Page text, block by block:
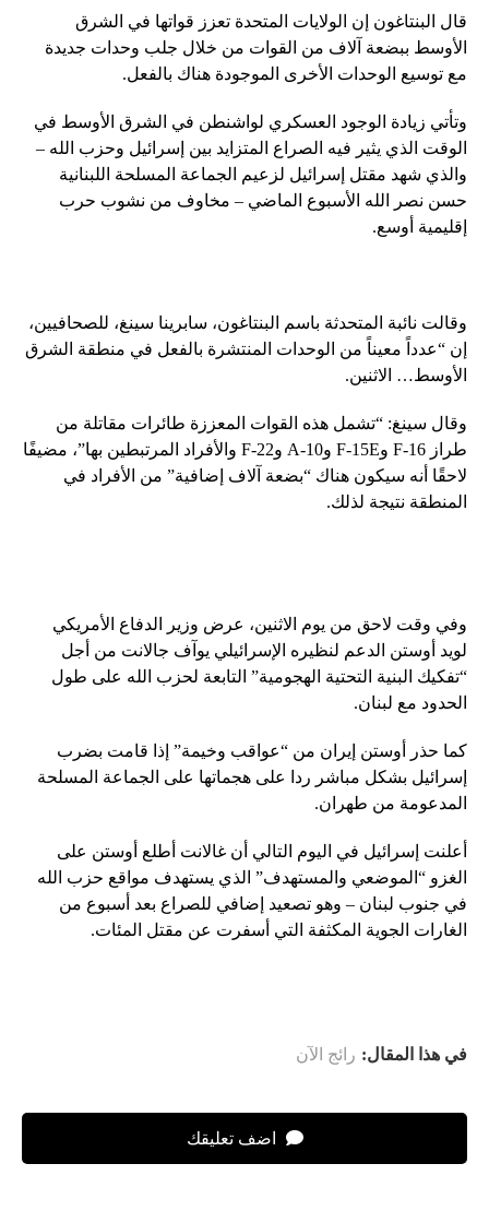
قال البنتاغون إن الولايات المتحدة تعزز قواتها في الشرق
الأوسط ببضعة آلاف من القوات من خلال جلب وحدات جديدة
مع توسيع الوحدات الأخرى الموجودة هناك بالفعل.
وتأتي زيادة الوجود العسكري لواشنطن في الشرق الأوسط في
الوقت الذي يثير فيه الصراع المتزايد بين إسرائيل وحزب الله –
والذي شهد مقتل إسرائيل لزعيم الجماعة المسلحة اللبنانية
حسن نصر الله الأسبوع الماضي – مخاوف من نشوب حرب
إقليمية أوسع.
وقالت نائبة المتحدثة باسم البنتاغون، سابرينا سينغ، للصحافيين،
إن “عدداً معيناً من الوحدات المنتشرة بالفعل في منطقة الشرق
الأوسط… الاثنين.
وقال سينغ: “تشمل هذه القوات المعززة طائرات مقاتلة من
طراز F-16 وF-15E وA-10 وF-22 والأفراد المرتبطين بها”، مضيفًا
لاحقًا أنه سيكون هناك “بضعة آلاف إضافية” من الأفراد في
المنطقة نتيجة لذلك.
وفي وقت لاحق من يوم الاثنين، عرض وزير الدفاع الأمريكي
لويد أوستن الدعم لنظيره الإسرائيلي يوآف جالانت من أجل
“تفكيك البنية التحتية الهجومية” التابعة لحزب الله على طول
الحدود مع لبنان.
كما حذر أوستن إيران من “عواقب وخيمة” إذا قامت بضرب
إسرائيل بشكل مباشر ردا على هجماتها على الجماعة المسلحة
المدعومة من طهران.
أعلنت إسرائيل في اليوم التالي أن غالانت أطلع أوستن على
الغزو “الموضعي والمستهدف” الذي يستهدف مواقع حزب الله
في جنوب لبنان – وهو تصعيد إضافي للصراع بعد أسبوع من
الغارات الجوية المكثفة التي أسفرت عن مقتل المئات.
في هذا المقال: رائج الآن
اضف تعليقك